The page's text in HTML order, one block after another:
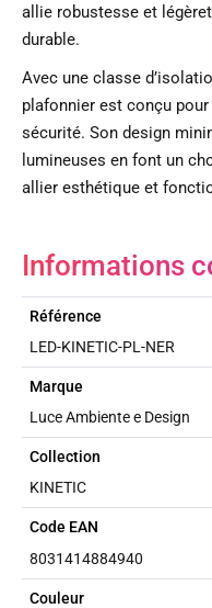
allie robustesse et
durable.
Avec une classe
plafonnier est conçu
sécurité. Son design
lumineuses en font un
allier esthétique et
Informations
Référence
LED-KINETIC-PL-NER
Marque
Luce Ambiente e Design
Collection
KINETIC
Code EAN
8031414884940
Couleur